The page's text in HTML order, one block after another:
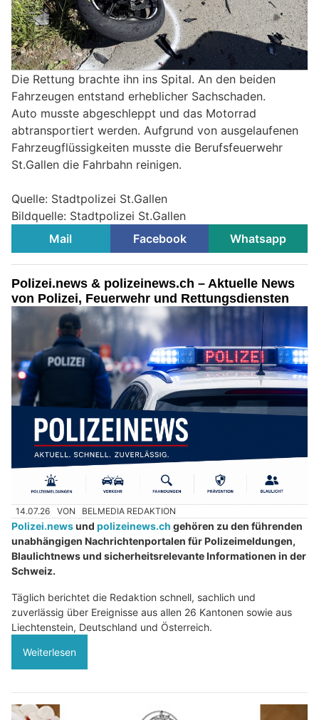
Die Rettung brachte ihn ins Spital. An den beiden
Fahrzeugen entstand erheblicher Sachschaden.
Auto musste abgeschleppt und das Motorrad
abtransportiert werden. Aufgrund von ausgelaufenen
Fahrzeugflüssigkeiten musste die Berufsfeuerwehr
St.Gallen die Fahrbahn reinigen.
Quelle: Stadtpolizei St.Gallen
Bildquelle: Stadtpolizei St.Gallen
Mail
Facebook Whatsapp
Polizei.news & polizeinews.ch – Aktuelle News
von Polizei, Feuerwehr und Rettungsdiensten
14.07.26 VON BELMEDIA REDAKTION
Polizei.newsund polizeinews.ch gehören zu den führenden
unabhängigen Nachrichtenportalen für Polizeimeldungen,
Blaulichtnews und sicherheitsrelevante Informationen in der
Schweiz.
Täglich berichtet die Redaktion schnell, sachlich und
zuverlässig über Ereignisse aus allen 26 Kantonen sowie aus
Liechtenstein, Deutschland und Österreich.
Weiterlesen